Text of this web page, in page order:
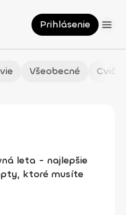
Prihlásenie
Všeobecné
leta - najlepšie
ktoré musíte